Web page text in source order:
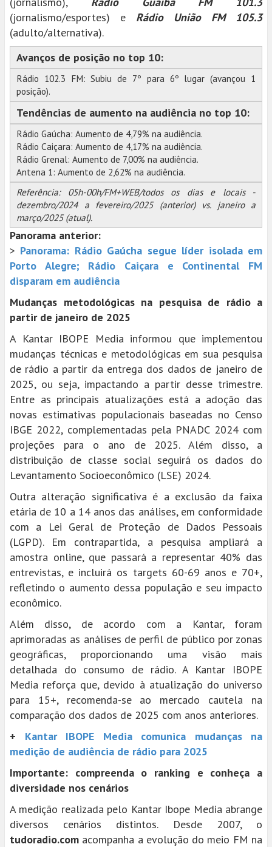
(jornalismo/esportes) e Rádio União FM 105.3
(adulto/alternativa).
Avanços de posição no top 10:
Rádio 102.3 FM: Subiu de 7º para 6º lugar (avançou 1
posição).
Tendências de aumento na audiência no top 10:
Rádio Gaúcha: Aumento de 4,79% na audiência.
Rádio Caiçara: Aumento de 4,17% na audiência.
Rádio Grenal: Aumento de 7,00% na audiência.
Antena 1: Aumento de 2,62% na audiência.
Referência: 05h-00h/FM+WEB/todos os dias e locais -
dezembro/2024 a fevereiro/2025 (anterior) vs. janeiro a
março/2025 (atual).
Panorama anterior:
> Panorama: Rádio Gaúcha segue líder isolada em
Porto Alegre; Rádio Caiçara e Continental FM
disparam em audiência
Mudanças metodológicas na pesquisa de rádio a
partir de janeiro de 2025
A Kantar IBOPE Media informou que implementou
mudanças técnicas e metodológicas em sua pesquisa
de rádio a partir da entrega dos dados de janeiro de
2025, ou seja, impactando a partir desse trimestre.
Entre as principais atualizações está a adoção das
novas estimativas populacionais baseadas no Censo
IBGE 2022, complementadas pela PNADC 2024 com
projeções para o ano de 2025. Além disso, a
distribuição de classe social seguirá os dados do
Levantamento Socioeconômico (LSE) 2024.
Outra alteração significativa é a exclusão da faixa
etária de 10 a 14 anos das análises, em conformidade
com a Lei Geral de Proteção de Dados Pessoais
(LGPD). Em contrapartida, a pesquisa ampliará a
amostra online, que passará a representar 40% das
entrevistas, e incluirá os targets 60-69 anos e 70+,
refletindo o aumento dessa população e seu impacto
econômico.
Além disso, de acordo com a Kantar, foram
aprimoradas as análises de perfil de público por zonas
geográficas, proporcionando uma visão mais
detalhada do consumo de rádio. A Kantar IBOPE
Media reforça que, devido à atualização do universo
para 15+, recomenda-se ao mercado cautela na
comparação dos dados de 2025 com anos anteriores.
+ Kantar IBOPE Media comunica mudanças na
medição de audiência de rádio para 2025
Importante: compreenda o ranking e conheça a
diversidade nos cenários
A medição realizada pelo Kantar Ibope Media abrange
diversos cenários distintos. Desde 2007, o
tudoradio.com acompanha a evolução do meio FM na